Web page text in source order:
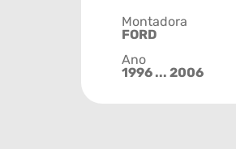
Montadora
FORD
Ano
1996 ... 2006